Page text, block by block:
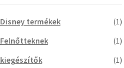
Disney termékek
(1)
Felnőtteknek
(1)
kiegészítők
(1)